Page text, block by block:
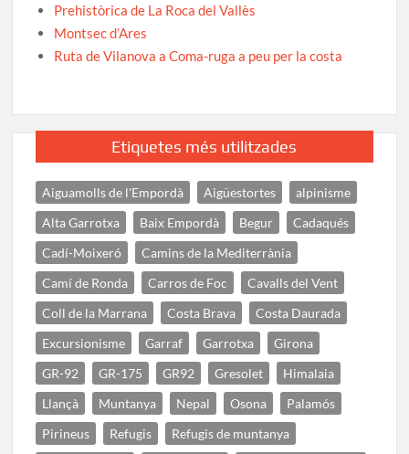
Prehistòrica de La Roca del Vallès
Montsec d’Ares
Ruta de Vilanova a Coma-ruga a peu per la costa
Etiquetes més utilitzades
Aiguamolls de l'Empordà Aigüestortes
alpinisme
Alta Garrotxa
Baix Empordà Begur
Cadaqués
Cadí-Moixeró
Camins de la Mediterrània
Camí de Ronda
Carros de Foc
Cavalls del Vent
Coll de la Marrana
Costa Brava
Costa Daurada
Excursionisme
Garraf Garrotxa
Girona
GR-92
GR-175 GR92 Gresolet
Himalaia
Llançà
Muntanya Nepal Osona
Palamós
Pirineus
Refugis
Refugis de muntanya